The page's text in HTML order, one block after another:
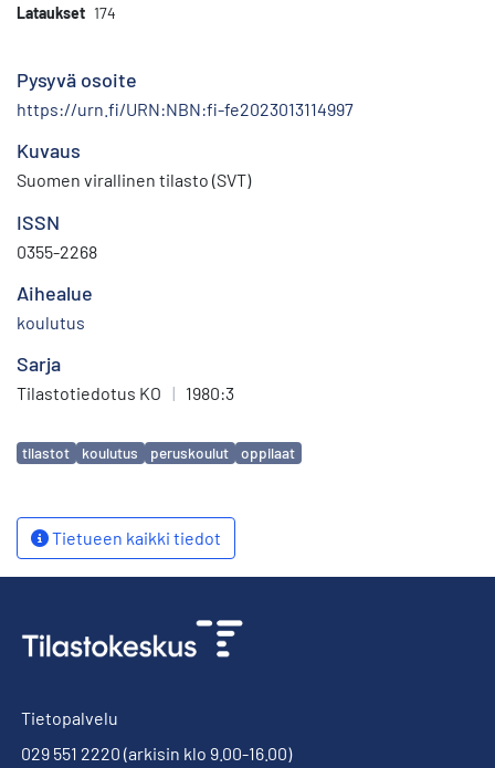
Lataukset 174
Pysyvä osoite
https://urn.fi/URN:NBN:fi-fe2023013114997
Kuvaus
Suomen virallinen tilasto (SVT)
ISSN
0355-2268
Aihealue
koulutus
Sarja
Tilastotiedotus KO | 1980:3
Avainsanat
tilastot koulutus peruskoulut oppilaat
Tietueen kaikki tiedot
Tietopalvelu
029 551 2220 (arkisin klo 9.00-16.00)